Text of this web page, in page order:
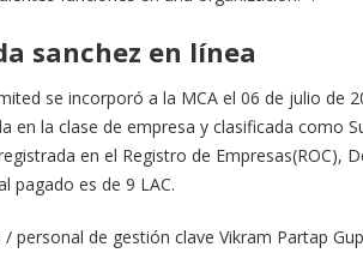
sanchez en línea
se incorporó a la MCA el 06 de julio de
en la clase de empresa y clasificada como
en el Registro de Empresas(ROC),
pagado es de 9 LAC.
personal de gestión clave Vikram Partap